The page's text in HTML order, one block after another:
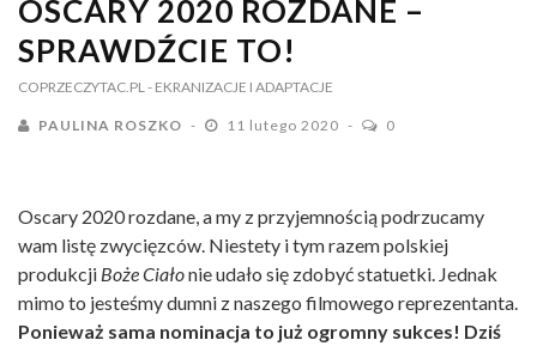
OSCARY 2020 ROZDANE –
SPRAWDŹCIE TO!
COPRZECZYTAC.PL - EKRANIZACJE I ADAPTACJE
PAULINA ROSZKO 11 lutego 2020 0
Oscary 2020 rozdane, a my z przyjemnością podrzucamy
wam listę zwycięzców. Niestety i tym razem polskiej
produkcji Boże Ciałonie udało się zdobyć statuetki. Jednak
mimo to jesteśmy dumni z naszego filmowego reprezentanta.
Ponieważ sama nominacja to już ogromny sukces! Dziś